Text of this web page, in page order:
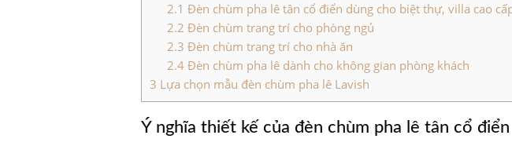
2.1 Đèn chùm pha lê tân cổ điển dùng cho biệt thự, villa cao
2.2 Đèn chùm trang trí cho phòng ngủ
2.3 Đèn chùm trang trí cho nhà ăn
2.4 Đèn chùm pha lê dành cho không gian phòng khách
3 Lựa chọn mẫu đèn chùm pha lê Lavish
Ý nghĩa thiết kế của đèn chùm pha lê tân cổ điển